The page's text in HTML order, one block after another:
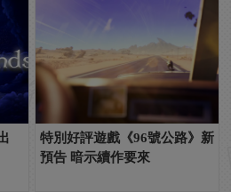
特別好評遊戲《96號公路》新
預告 暗示續作要來